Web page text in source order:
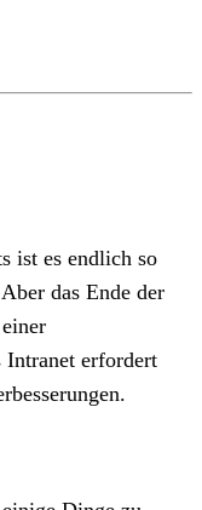
ist es endlich so
das Ende der
erfordert